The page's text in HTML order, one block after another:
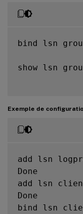
bind lsn
show lsn
Exemple de
add lsn
Done
add lsn
Done
bind lsn